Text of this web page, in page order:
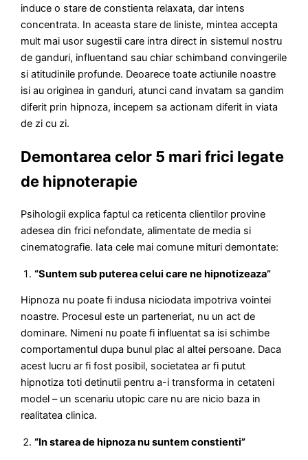
induce o stare de constienta relaxata, dar intens
concentrata. In aceasta stare de liniste, mintea accepta
mult mai usor sugestii care intra direct in sistemul nostru
de ganduri, influentand sau chiar schimband convingerile
si atitudinile profunde. Deoarece toate actiunile noastre
isi au originea in ganduri, atunci cand invatam sa gandim
diferit prin hipnoza, incepem sa actionam diferit in viata
de zi cu zi.
Demontarea celor 5 mari frici legate
de hipnoterapie
Psihologii explica faptul ca reticenta clientilor provine
adesea din frici nefondate, alimentate de media si
cinematografie. Iata cele mai comune mituri demontate:
“Suntem sub puterea celui care ne hipnotizeaza”
Hipnoza nu poate fi indusa niciodata impotriva vointei
noastre. Procesul este un parteneriat, nu un act de
dominare. Nimeni nu poate fi influentat sa isi schimbe
comportamentul dupa bunul plac al altei persoane. Daca
acest lucru ar fi fost posibil, societatea ar fi putut
hipnotiza toti detinutii pentru a-i transforma in cetateni
model – un scenariu utopic care nu are nicio baza in
realitatea clinica.
“In starea de hipnoza nu suntem constienti”